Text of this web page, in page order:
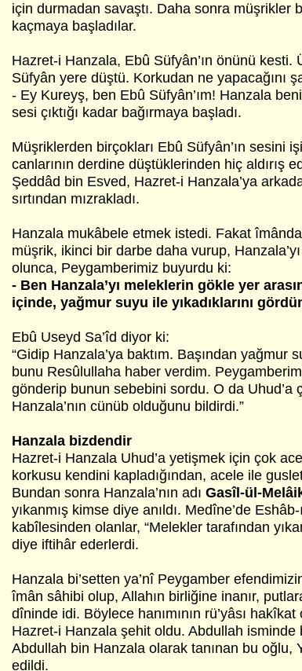
için durmadan savaştı. Daha sonra müşrikler
kaçmaya başladılar.
Hazret-i Hanzala, Ebû Süfyân’ın önünü kesti.
Süfyân yere düştü. Korkudan ne yapacağını
- Ey Kureyş, ben Ebû Süfyân’ım! Hanzala
sesi çıktığı kadar bağırmaya başladı.
Müşriklerden birçokları Ebû Süfyân’ın sesini
canlarının derdine düştüklerinden hiç aldırış
Şeddâd bin Esved, Hazret-i Hanzala’ya
sırtından mızrakladı.
Hanzala mukâbele etmek istedi. Fakat
müşrik, ikinci bir darbe daha vurup,
olunca, Peygamberimiz buyurdu ki:
- Ben Hanzala’yı meleklerin gökle yer
içinde, yağmur suyu ile yıkadıklarını
Ebû Useyd Sa’îd diyor ki:
“Gidip Hanzala’ya baktım. Başından yağmur
bunu Resûlullaha haber verdim.
gönderip bunun sebebini sordu. O da Uhud’a
Hanzala’nın cünüb olduğunu bildirdi.”
Hanzala bizdendir
Hazret-i Hanzala Uhud’a yetişmek için çok
korkusu kendini kapladığından, acele ile
Bundan sonra Hanzala’nın adı Gasîl-ül-
yıkanmış kimse diye anıldı. Medîne’de
kabîlesinden olanlar, “Melekler tarafından
diye iftihâr ederlerdi.
Hanzala bi’setten ya’nî Peygamber
îmân sâhibi olup, Allahın birliğine inanır,
dîninde idi. Böylece hanımının rü’yâsı
Hazret-i Hanzala şehit oldu. Abdullah isminde
Abdullah bin Hanzala olarak tanınan bu oğlu,
edildi.